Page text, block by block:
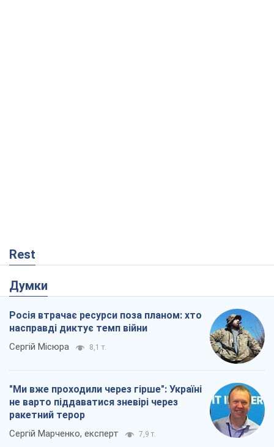
Rest
Думки
Росія втрачає ресурси поза планом: хто
насправді диктує темп війни
Сергій Місюра 8,1 т.
"Ми вже проходили через гірше": Україні
не варто піддаватися зневірі через
ракетний терор
Сергій Марченко, експерт 7,9 т.